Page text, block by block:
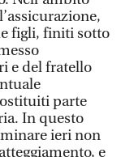
figli, finiti sotto
e del fratello
parte
In questo
ieri non
e